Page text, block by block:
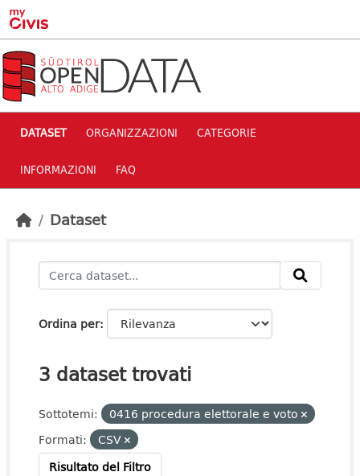
Skip to main content
DATASET ORGANIZZAZIONI CATEGORIE
INFORMAZIONI FAQ
Dataset
Ordina per
3 dataset trovati
Sottotemi:
0416 procedura elettorale e voto
Formati:
CSV
Risultato del Filtro